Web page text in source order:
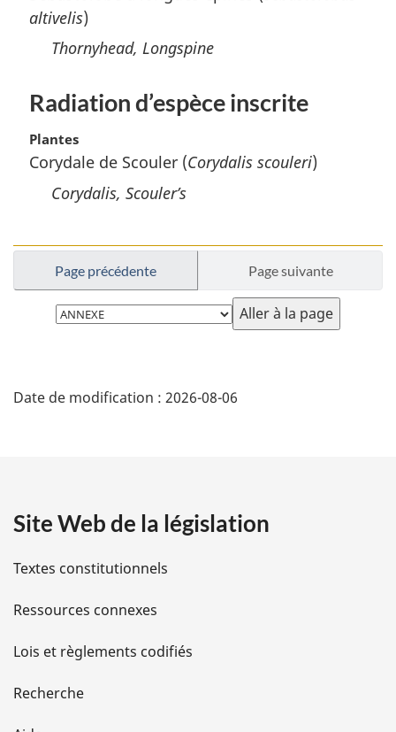
altivelis)
Thornyhead, Longspine
Radiation d’espèce inscrite
Plantes
Corydale de Scouler (Corydalis scouleri)
Corydalis, Scouler’s
Page précédente Page suivante
Choisissez
la
é
i
l
s
d
e
l
Date de modification : 2026-08-06
Site Web de la législation
Textes constitutionnels
Ressources connexes
Lois et règlements codifiés
Recherche